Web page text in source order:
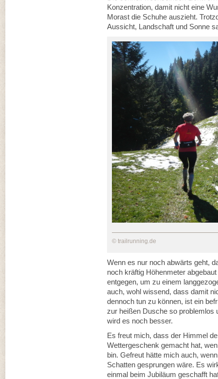
Konzentration, damit nicht eine
Morast die Schuhe auszieht.
Aussicht, Landschaft und Sonne
© trailrunning.de
Wenn es nur noch abwärts geht,
noch kräftig Höhenmeter
entgegen, um zu einem
auch, wohl wissend, dass damit
dennoch tun zu können, ist ein
zur heißen Dusche so problemlos
wird es noch besser.
Es freut mich, dass der Himmel
Wettergeschenk gemacht hat,
bin. Gefreut hätte mich auch,
Schatten gesprungen wäre. Es
einmal beim Jubiläum geschafft